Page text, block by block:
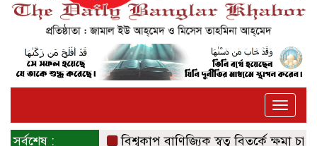
Toggle
সর্বশেষ : বিশ্বকাপ বাণিজ্যিক স্বত্ব বিতর্কে ক্ষমা চাইল